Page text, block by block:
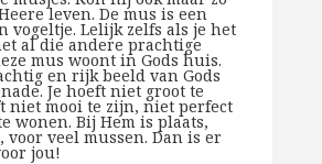
leven. De mus is een
vogeltje. Lelijk zelfs als je het
al die andere prachtige
mus woont in Gods huis.
en rijk beeld van Gods
Je hoeft niet groot te
niet mooi te zijn, niet perfect
wonen. Bij Hem is plaats,
veel mussen. Dan is er
jou!